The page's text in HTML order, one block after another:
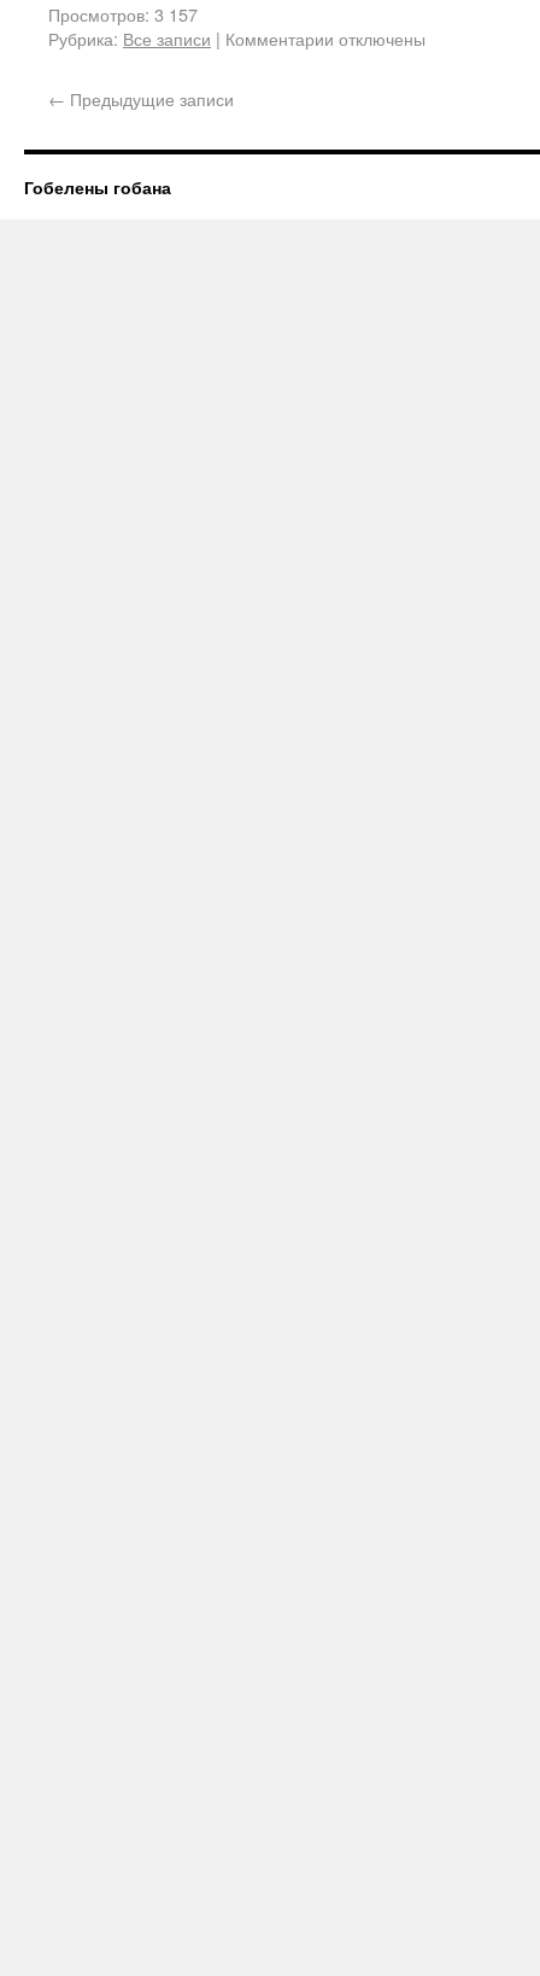
Просмотров: 3 157
Рубрика: Все записи | Комментарии отключены
← Предыдущие записи
Гобелены гобана